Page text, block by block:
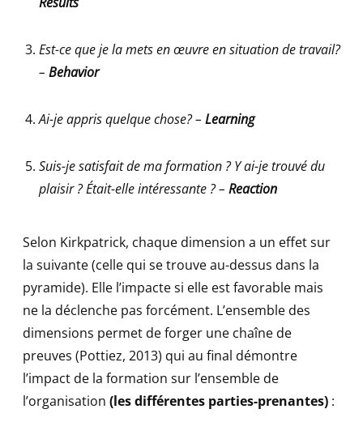
Est-ce que je la mets en œuvre en situation de travail?
– Behavior
Ai-je appris quelque chose? – Learning
Suis-je satisfait de ma formation ? Y ai-je trouvé du
plaisir ? Était-elle intéressante ? – Reaction
Selon Kirkpatrick, chaque dimension a un effet sur
la suivante (celle qui se trouve au-dessus dans la
pyramide). Elle l’impacte si elle est favorable mais
ne la déclenche pas forcément. L’ensemble des
dimensions permet de forger une chaîne de
preuves (Pottiez, 2013) qui au final démontre
l’impact de la formation sur l’ensemble de
l’organisation (les différentes parties-prenantes) :